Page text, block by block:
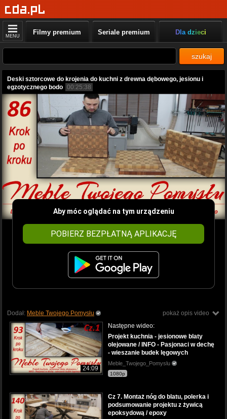
MENU Filmy premium Seriale premium Dla dzieci
szukaj
Deski sztorcowe do krojenia do kuchni z drewna dębowego, jesionu i
egzotycznego bodo 00:25:38
Aby móc oglądać na tym urządzeniu
POBIERZ BEZPŁATNĄ APLIKACJĘ
pokaż opis video
Dodał: Meble Twojego Pomysłu
24:09
Następne wideo:
Projekt kuchnia - jesionowe blaty
olejowane / INFO - Pasjonaci w dechę
- wieszanie budek lęgowych
Meble_Twojego_Pomyslu
1080p
Cz 7. Montaż nóg do blatu, polerka i
podsumowanie projektu z żywicą
epoksydową / epoxy